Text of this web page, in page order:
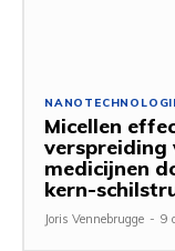
Micellen
verspreiding
medicijnen
kern-
Joris Vennebrugge - 9